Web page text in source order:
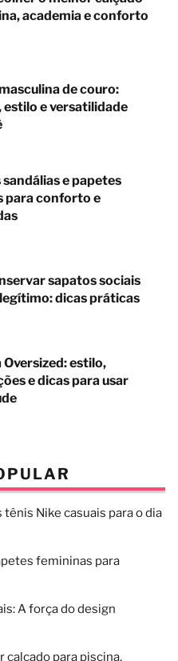
academia e conforto
de couro:
e versatilidade
e papetes
para conforto e
sapatos sociais
dicas práticas
estilo,
e dicas para usar
Nike casuais para o dia
femininas para
A força do design
calçado para piscina,